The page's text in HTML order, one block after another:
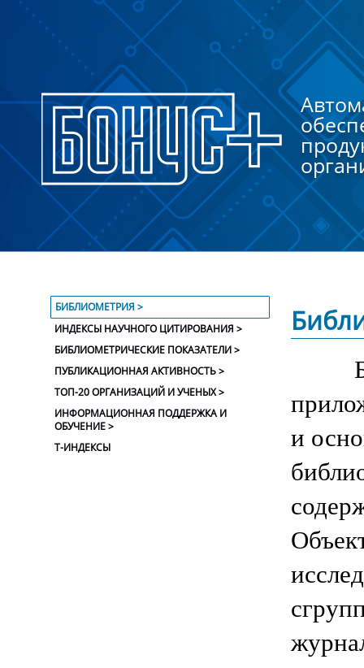
БИБЛИОМЕТРИЯ >
ИНДЕКСЫ НАУЧНОГО ЦИТИРОВАНИЯ >
БИБЛИОМЕТРИЧЕСКИЕ ПОКАЗАТЕЛИ >
ПУБЛИКАЦИОННАЯ АКТИВНОСТЬ >
ТОП-20 ОРГАНИЗАЦИЙ И УЧЕНЫХ >
ИНФОРМАЦИОННАЯ ПОДДЕРЖКА И
ОБУЧЕНИЕ >
Т-ИНДЕКСЫ
и